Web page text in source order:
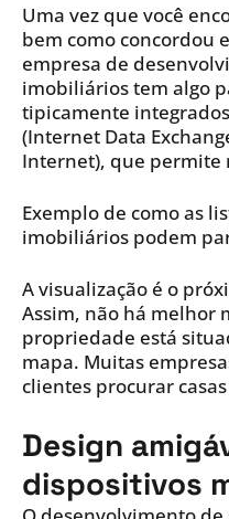
Uma vez que você
bem como concordou
empresa de
imobiliários tem algo
tipicamente
(Internet Data
Internet), que permite
Exemplo de como as
imobiliários podem
A visualização é o
Assim, não há melhor
propriedade está
mapa. Muitas
clientes procurar
Design
dispositivos